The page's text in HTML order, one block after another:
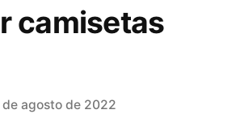
camisetas
de agosto de 2022